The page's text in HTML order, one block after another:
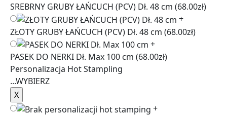
SREBRNY GRUBY ŁAŃCUCH (PCV) Dł. 48 cm (68.00zł)
+
ZŁOTY GRUBY ŁAŃCUCH (PCV) Dł. 48 cm (68.00zł)
+
PASEK DO NERKI Dł. Max 100 cm (68.00zł)
Personalizacja Hot Stampling
...WYBIERZ
+